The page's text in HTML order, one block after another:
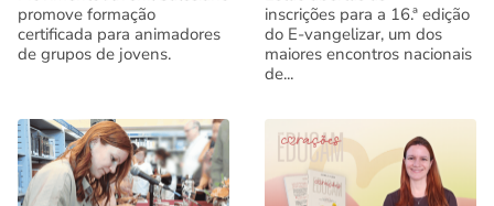
promove formação
certificada para animadores
de grupos de jovens.
inscrições para a 16.ª edição
do E-vangelizar, um dos
maiores encontros nacionais
de...